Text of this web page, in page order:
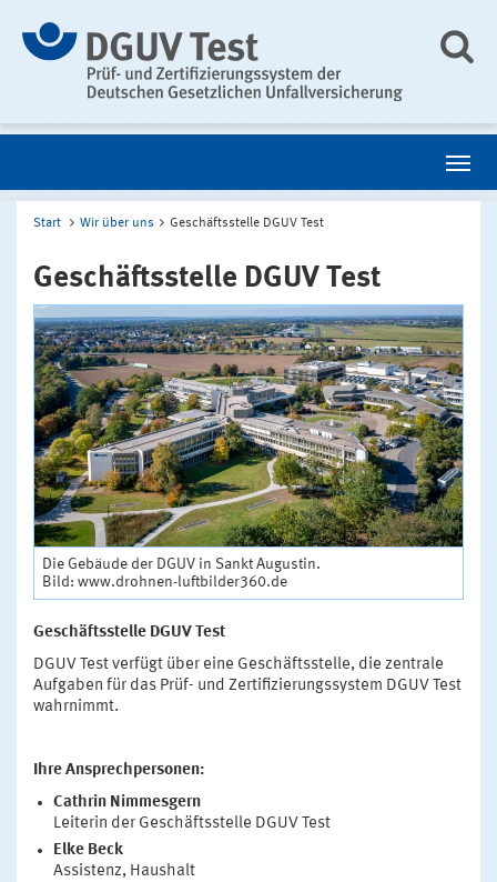
Start Wir über uns Geschäftsstelle DGUV Test
Geschäftsstelle DGUV Test
Die Gebäude der DGUV in Sankt Augustin.
Bild: www.drohnen-luftbilder360.de
Geschäftsstelle DGUV Test
DGUV Test verfügt über eine Geschäftsstelle, die zentrale
Aufgaben für das Prüf- und Zertifizierungssystem DGUV Test
wahrnimmt.
Ihre Ansprechpersonen:
Cathrin Nimmesgern
Leiterin der Geschäftsstelle DGUV Test
Elke Beck
Assistenz, Haushalt